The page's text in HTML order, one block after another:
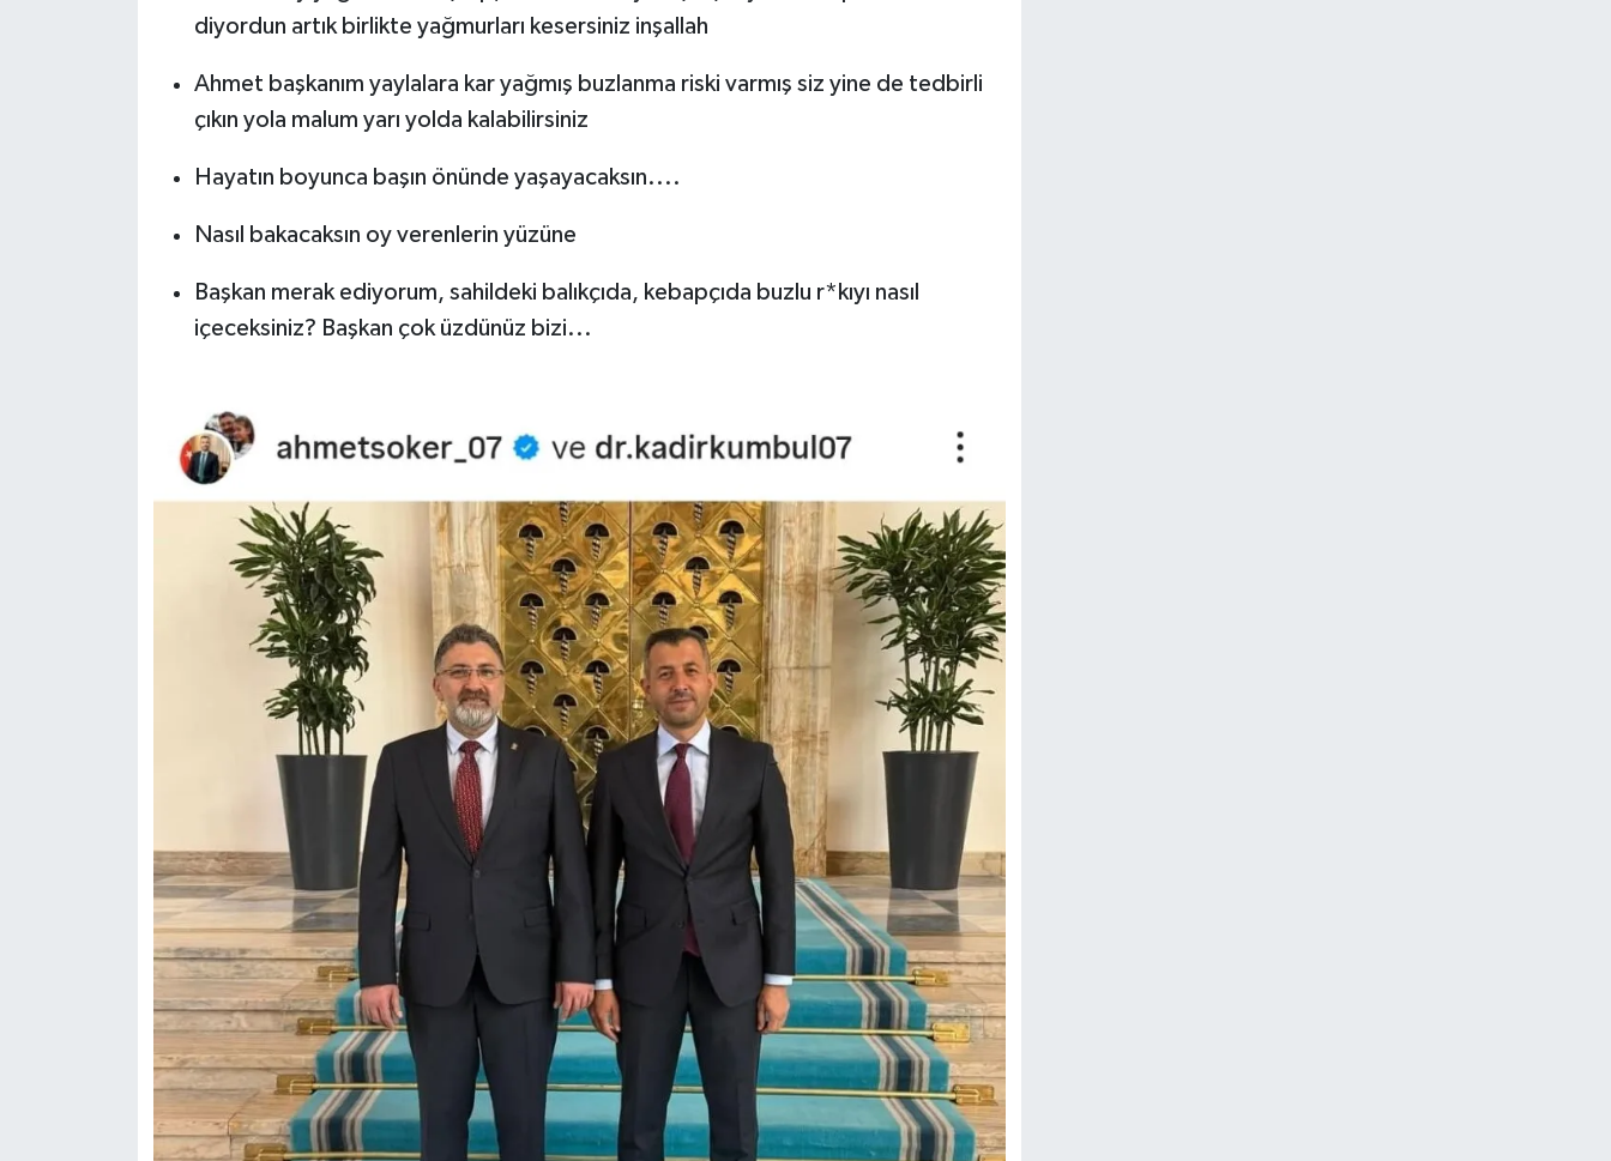
diyordun artık birlikte yağmurları kesersiniz inşallah
Ahmet başkanım yaylalara kar yağmış buzlanma riski varmış siz yine de tedbirli
çıkın yola malum yarı yolda kalabilirsiniz
Hayatın boyunca başın önünde yaşayacaksın....
Nasıl bakacaksın oy verenlerin yüzüne
Başkan merak ediyorum, sahildeki balıkçıda, kebapçıda buzlu r*kıyı nasıl
içeceksiniz? Başkan çok üzdünüz bizi...